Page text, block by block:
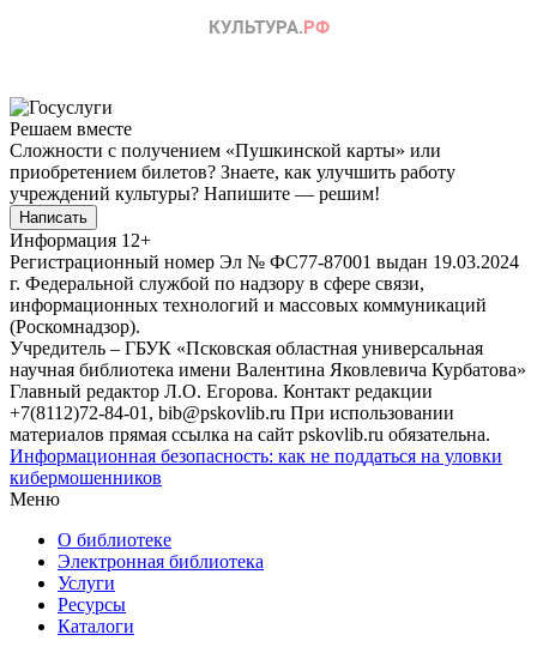
Решаем вместе
Сложности с получением «Пушкинской карты» или
приобретением билетов? Знаете, как улучшить работу
учреждений культуры? Напишите — решим!
Написать
Информация 12+
Регистрационный номер Эл № ФС77-87001 выдан 19.03.2024
г. Федеральной службой по надзору в сфере связи,
информационных технологий и массовых коммуникаций
(Роскомнадзор).
Учредитель – ГБУК «Псковская областная универсальная
научная библиотека имени Валентина Яковлевича Курбатова»
Главный редактор Л.О. Егорова. Контакт редакции
+7(8112)72-84-01, bib@pskovlib.ru При использовании
материалов прямая ссылка на сайт pskovlib.ru обязательна.
Информационная безопасность: как не поддаться на уловки
кибермошенников
Меню
О библиотеке
Электронная библиотека
Услуги
Ресурсы
Каталоги